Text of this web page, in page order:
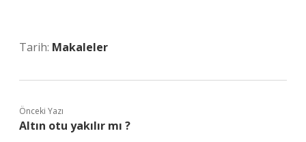
Tarih: Makaleler
Önceki Yazı
Altın otu yakılır mı ?